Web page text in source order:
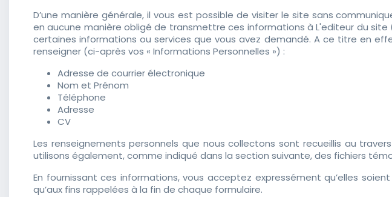
D’une manière générale, il vous est possible de visiter le site sans
en aucune manière obligé de transmettre ces informations à L'editeur du site
certaines informations ou services que vous avez demandé. A ce titre en
renseigner (ci-après vos « Informations Personnelles ») :
Adresse de courrier électronique
Nom et Prénom
Téléphone
Adresse
CV
Les renseignements personnels que nous collectons sont recueillis au
utilisons également, comme indiqué dans la section suivante, des fichiers
En fournissant ces informations, vous acceptez expressément qu’elles
qu’aux fins rappelées à la fin de chaque formulaire.